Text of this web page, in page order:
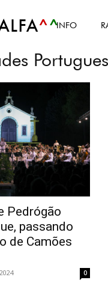
INFO
Portugal de Camões e das
Portugal de
Pedrógão
passando
de Camões
0